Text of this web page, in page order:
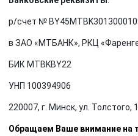
р/счет №
в ЗАО «МТБАНК», РКЦ
БИК MTBKBY22
УНП 100394906
220007, г. Минск, ул. Толстого,
Обращаем Ваше внимание на